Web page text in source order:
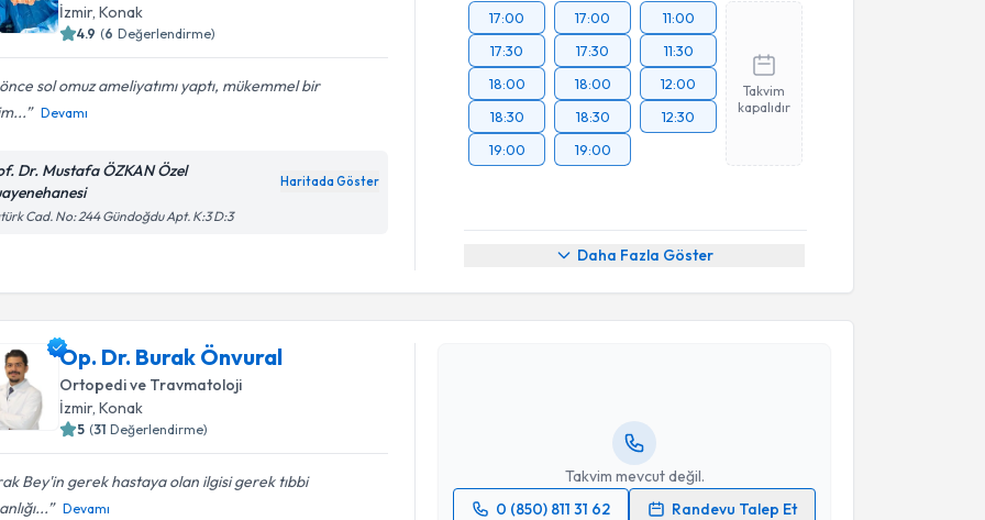
İzmir, Konak
4.9 (6 Değerlendirme)
sol omuz ameliyatımı yaptı, mükemmel bir
Devamı
Dr. Mustafa ÖZKAN Özel
Haritada Göster
Cad. No: 244 Gündoğdu Apt. K:3 D:3
17:00
17:30
18:00
18:30
19:00
17:00
17:30
18:00
18:30
19:00
11:00
11:30
12:00
12:30
Takvim
kapalıdır
Daha Fazla Göster
Op. Dr. Burak Önvural
Ortopedi ve Travmatoloji
İzmir, Konak
5 (31 Değerlendirme)
Bey'in gerek hastaya olan ilgisi gerek tıbbi
Devamı
Takvim mevcut değil.
0 (850) 811 31 62
Randevu Talep Et
Randevu Takvimi Talebi
Op. Dr. Burak Önvural